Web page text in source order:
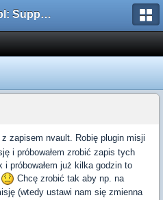
AMXX.pl: Support AMX Mod X i SourceMod
z zapisem nvault. Robię plugin misji
i próbowałem zrobić zapis tych
próbowałem już kilka godzin to
Chcę zrobić tak aby np. na
(wtedy ustawi nam się zmienna